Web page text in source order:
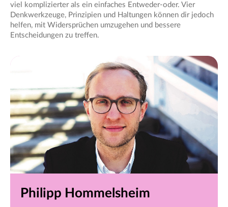
viel komplizierter als ein einfaches Entweder-oder. Vier
Denkwerkzeuge, Prinzipien und Haltungen können dir jedoch
helfen, mit Widersprüchen umzugehen und bessere
Entscheidungen zu treffen.
Philipp Hommelsheim